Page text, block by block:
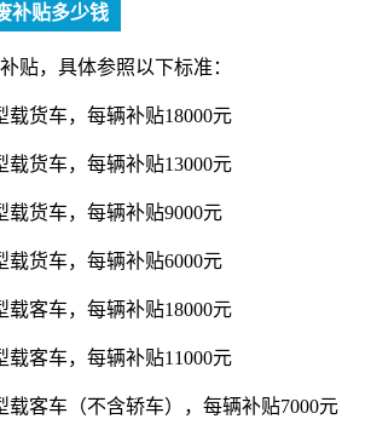
补贴多少钱
贴，具体参照以下标准：
载货车，每辆补贴18000元
载货车，每辆补贴13000元
载货车，每辆补贴9000元
载货车，每辆补贴6000元
载客车，每辆补贴18000元
载客车，每辆补贴11000元
载客车（不含轿车），每辆补贴7000元